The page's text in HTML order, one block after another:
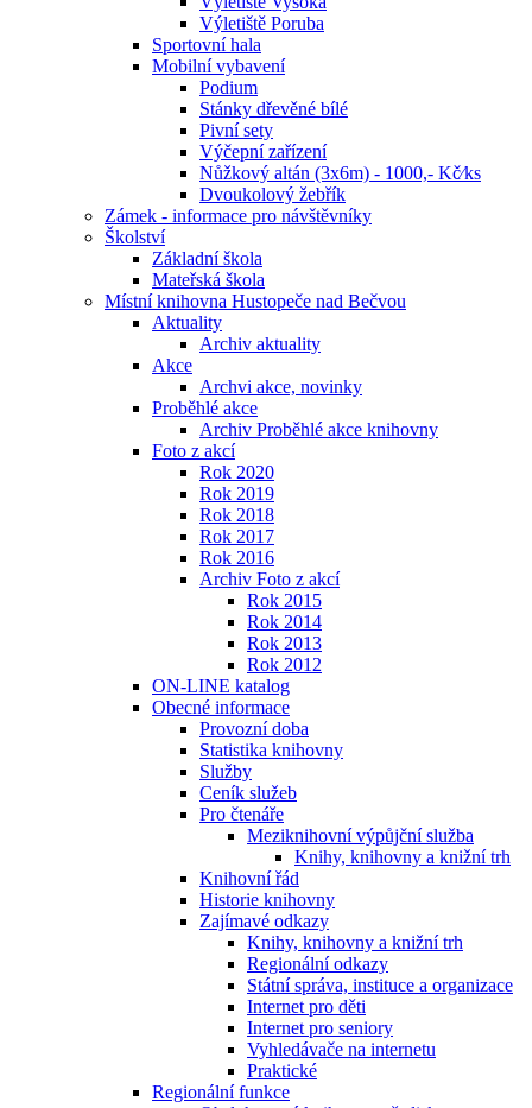
Výletiště Poruba
Sportovní hala
Mobilní vybavení
Podium
Stánky dřevěné bílé
Pivní sety
Výčepní zařízení
Nůžkový altán (3x6m) - 1000,- Kč⁄ks
Dvoukolový žebřík
Zámek - informace pro návštěvníky
Školství
Základní škola
Mateřská škola
Místní knihovna Hustopeče nad Bečvou
Aktuality
Archiv aktuality
Akce
Archvi akce, novinky
Proběhlé akce
Archiv Proběhlé akce knihovny
Foto z akcí
Rok 2020
Rok 2019
Rok 2018
Rok 2017
Rok 2016
Archiv Foto z akcí
Rok 2015
Rok 2014
Rok 2013
Rok 2012
ON-LINE katalog
Obecné informace
Provozní doba
Statistika knihovny
Služby
Ceník služeb
Pro čtenáře
Meziknihovní výpůjční služba
Knihy, knihovny a knižní trh
Knihovní řád
Historie knihovny
Zajímavé odkazy
Knihy, knihovny a knižní trh
Regionální odkazy
Státní správa, instituce a organizace
Internet pro děti
Internet pro seniory
Vyhledávače na internetu
Praktické
Regionální funkce